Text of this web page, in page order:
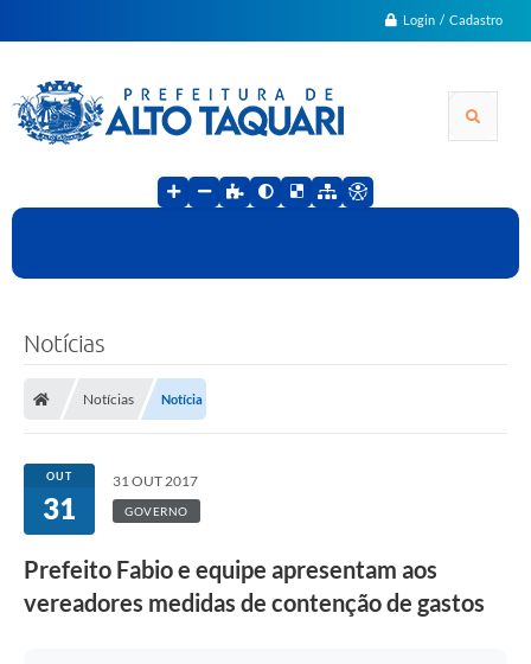
Login / Cadastro
Notícias
Notícias Notícia
OUT
31
31 OUT 2017
GOVERNO
Prefeito Fabio e equipe apresentam aos
vereadores medidas de contenção de gastos